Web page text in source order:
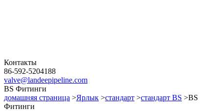
Контакты
86-592-5204188
valve@landeepipeline.com
BS Фитинги
домашняя страница >Ярлык >стандарт >стандарт BS >BS
Фитинги